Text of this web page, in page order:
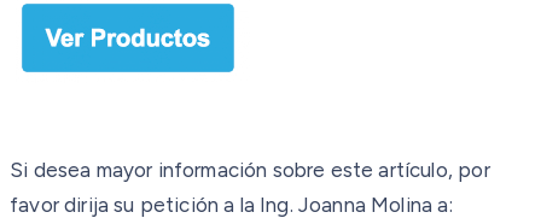
Si desea mayor información sobre este artículo, por
favor dirija su petición a la Ing. Joanna Molina a: